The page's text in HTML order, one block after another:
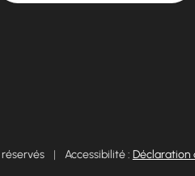
| Accessibilité : Déclaration